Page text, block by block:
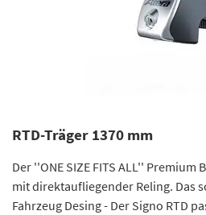
RTD-Träger 1370 mm
Der ''ONE SIZE FITS ALL'' Premium
mit direktaufliegender Reling. Das
Fahrzeug Desing - Der Signo RTD